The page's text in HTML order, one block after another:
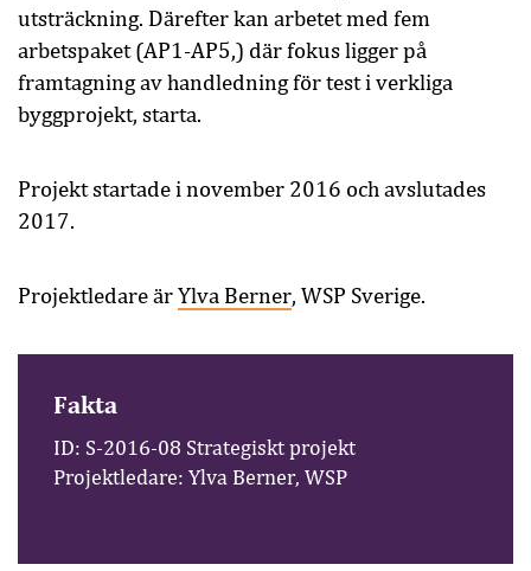
utsträckning. Därefter kan arbetet med fem
arbetspaket (AP1-AP5,) där fokus ligger på
framtagning av handledning för test i verkliga
byggprojekt, starta.
Projekt startade i november 2016 och avslutades
2017.
Projektledare ärYlva Berner, WSP Sverige.
Fakta
ID: S-2016-08 Strategiskt projekt
Projektledare: Ylva Berner, WSP